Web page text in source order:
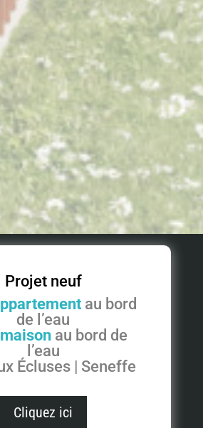
Projet neuf
au bord
de l’eau
maison au bord de
l’eau
Écluses | Seneffe
Cliquez ici